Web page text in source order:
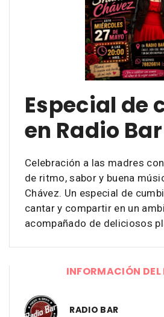
Especial de
en Radio Bar
Celebración a las madres
de ritmo, sabor y buena
Chávez. Un especial de
cantar y compartir en un
acompañado de deliciosos
INFORMACIÓN DEL
RADIO BAR